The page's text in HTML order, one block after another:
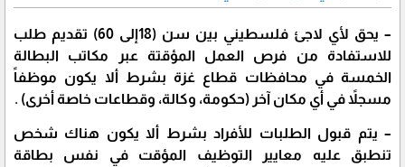
– يحق لأي لاجئ فلسطيني بين سن (18إلى 60) تقديم طلب
للاستفادة من فرص العمل المؤقتة عبر مكاتب البطالة
الخمسة في محافظات قطاع غزة بشرط ألا يكون موظفاً
مسجلاً في أي مكان آخر (حكومة، وكالة، وقطاعات خاصة أخرى) .
– يتم قبول الطلبات للأفراد بشرط ألا يكون هناك شخص
تنطبق عليه معايير التوظيف المؤقت في نفس بطاقة